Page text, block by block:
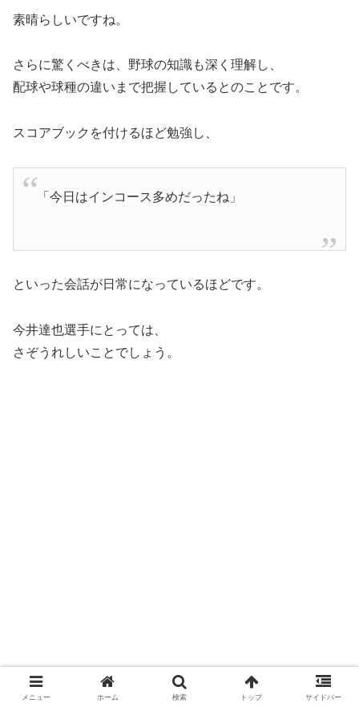
素晴らしいですね。
さらに驚くべきは、野球の知識も深く理解し、
配球や球種の違いまで把握しているとのことです。
スコアブックを付けるほど勉強し、
「今日はインコース多めだったね」
といった会話が日常になっているほどです。
今井達也選手にとっては、
さぞうれしいことでしょう。
メニュー ホーム 検索 トップ サイドバー